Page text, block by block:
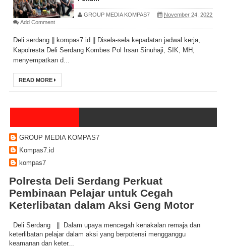
GROUP MEDIA KOMPAS7
November 24, 2022
Add Comment
Deli serdang || kompas7.id || Disela-sela kepadatan jadwal kerja,
Kapolresta Deli Serdang Kombes Pol Irsan Sinuhaji, SIK, MH,
menyempatkan d...
READ MORE
GROUP MEDIA KOMPAS7
Kompas7.id
kompas7
Polresta Deli Serdang Perkuat
Pembinaan Pelajar untuk Cegah
Keterlibatan dalam Aksi Geng Motor
Deli Serdang || Dalam upaya mencegah kenakalan remaja dan
keterlibatan pelajar dalam aksi yang berpotensi mengganggu
keamanan dan keter...